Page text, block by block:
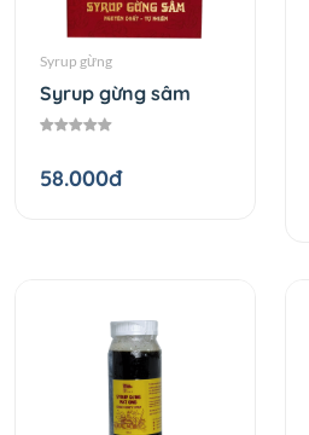
Syrup gừng
Syrup gừng sâm
58.000đ